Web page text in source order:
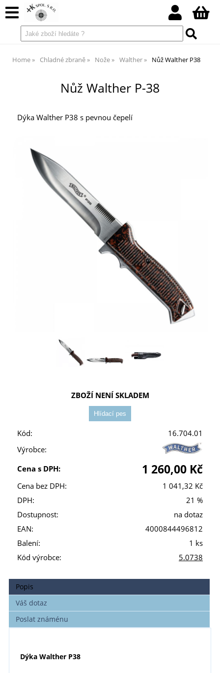
Home Chladné zbraně Nože Walther Nůž Walther P38
Nůž Walther P-38
Dýka Walther P38 s pevnou čepelí
ZBOŽÍ NENÍ SKLADEM
Kód:
16.704.01
Výrobce:
Cena s DPH:
1 260,00 Kč
Cena bez DPH:
1 041,32 Kč
DPH:
21 %
Dostupnost:
na dotaz
EAN:
4000844496812
Balení:
1 ks
Kód výrobce:
5.0738
Popis
Váš dotaz
Poslat známénu
Dýka Walther P38